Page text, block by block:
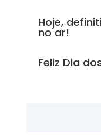
Hoje,
no ar!
Feliz Dia